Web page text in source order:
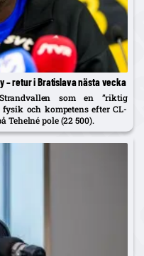
– retur i Bratislava nästa vecka
som en ”riktig
och kompetens efter CL-
Tehelné pole (22 500).